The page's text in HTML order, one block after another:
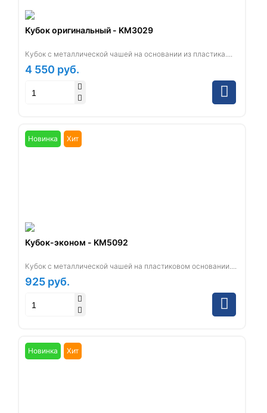
Кубок оригинальный - KM3029
Кубок с металлической чашей на основании из пластика....
4 550 руб.
Новинка Хит
Кубок-эконом - KM5092
Кубок с металлической чашей на пластиковом основании....
925 руб.
Новинка Хит